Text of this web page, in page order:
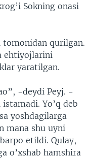
Sokning onasi
tomonidan qurilgan.
ehtiyojlarini
yaratilgan.
-deydi Peyj. -
Yo’q deb
yoshdagilarga
mana shu uyni
etildi. Qulay,
o’xshab hamshira